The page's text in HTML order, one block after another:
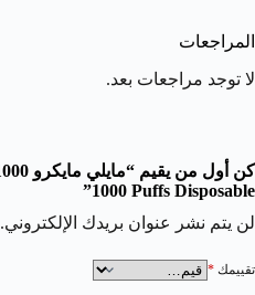
المراجعات
لا توجد مراجعات بعد.
1000 Puffs Disposable”
لن يتم نشر عنوان بريدك الإلكتروني.
تقييمك *